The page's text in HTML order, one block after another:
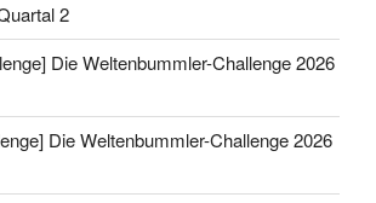
2
Die Weltenbummler-Challenge 2026
Die Weltenbummler-Challenge 2026